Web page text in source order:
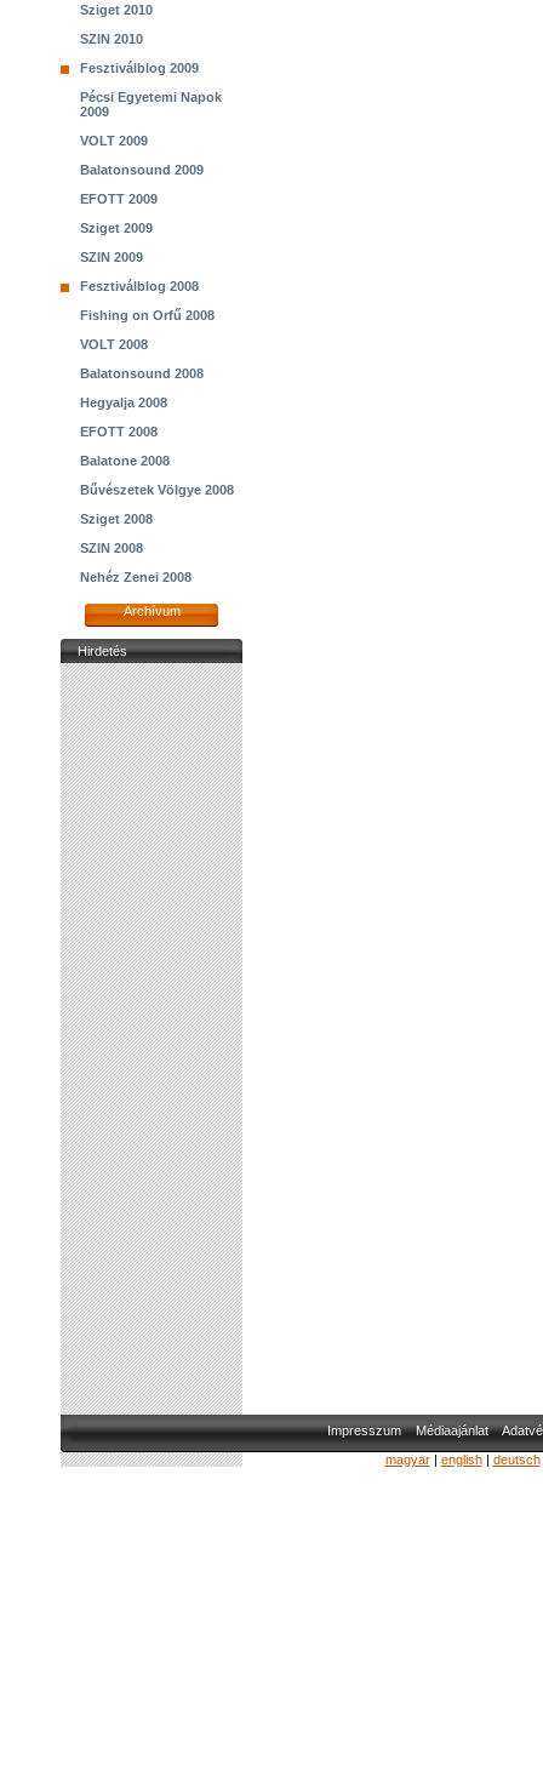
Sziget 2010
SZIN 2010
Fesztiválblog 2009
Pécsi Egyetemi Napok
2009
VOLT 2009
Balatonsound 2009
EFOTT 2009
Sziget 2009
SZIN 2009
Fesztiválblog 2008
Fishing on Orfű 2008
VOLT 2008
Balatonsound 2008
Hegyalja 2008
EFOTT 2008
Balatone 2008
Bűvészetek Völgye 2008
Sziget 2008
SZIN 2008
Nehéz Zenei 2008
Archívum
Hirdetés
Impresszum Médiaajánlat
magyar| english| deutsch